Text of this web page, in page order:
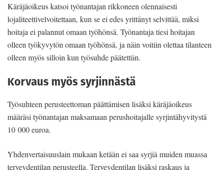
Käräjäoikeus katsoi työnantajan rikkoneen olennaisesti
lojaliteettivelvoitettaan, kun se ei edes yrittänyt selvittää, miksi
hoitaja ei palannut omaan työhönsä. Työnantaja tiesi hoitajan
olleen työkyvytön omaan työhönsä, ja näin voitiin olettaa tilanteen
olleen myös silloin kun työsuhde päätettiin.
Korvaus myös syrjinnästä
Työsuhteen perusteettoman päättämisen lisäksi käräjäoikeus
määräsi työnantajan maksamaan perushoitajalle syrjintähyvitystä
10 000 euroa.
Yhdenvertaisuuslain mukaan ketään ei saa syrjiä muiden muassa
terveydentilan perusteella. Terveydentilan lisäksi raskaus ja